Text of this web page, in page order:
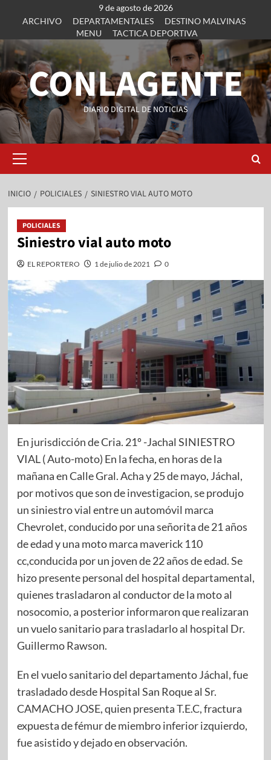
9 de agosto de 2026
ARCHIVO
DEPARTAMENTALES
DESTINO MALVINAS
MENU
TACTICA DEPORTIVA
CONLAGENTE
DIARIO DIGITAL DE NOTICIAS
INICIO POLICIALES SINIESTRO VIAL AUTO MOTO
POLICIALES
Siniestro vial auto moto
EL REPORTERO 1 de julio de 2021 0
En jurisdicción de Cria. 21º -Jachal SINIESTRO
VIAL ( Auto-moto) En la fecha, en horas de la
mañana en Calle Gral. Acha y 25 de mayo, Jáchal,
por motivos que son de investigacion, se produjo
un siniestro vial entre un automóvil marca
Chevrolet, conducido por una señorita de 21 años
de edad y una moto marca maverick 110
cc,conducida por un joven de 22 años de edad. Se
hizo presente personal del hospital departamental,
quienes trasladaron al conductor de la moto al
nosocomio, a posterior informaron que realizaran
un vuelo sanitario para trasladarlo al hospital Dr.
Guillermo Rawson.
En el vuelo sanitario del departamento Jáchal, fue
trasladado desde Hospital San Roque al Sr.
CAMACHO JOSE, quien presenta T.E.C, fractura
expuesta de fémur de miembro inferior izquierdo,
fue asistido y dejado en observación.